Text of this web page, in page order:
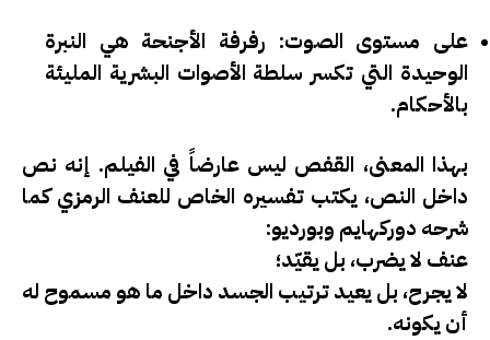
على مستوى الصوت: رفرفة الأجنحة هي النبرة
الوحيدة التي تكسر سلطة الأصوات البشرية المليئة
بالأحكام.
بهذا المعنى، القفص ليس عارضاً في الفيلم. إنه نص
داخل النص، يكتب تفسيره الخاص للعنف الرمزي كما
شرحه دوركهايم وبورديو:
عنف لا يضرب، بل يقيّد؛
لا يجرح، بل يعيد ترتيب الجسد داخل ما هو مسموح له
أن يكونه.